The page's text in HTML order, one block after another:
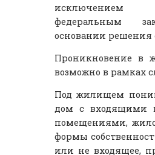
исключением
федеральным
основании решения
Проникновение в
возможно в рамках
Под жилищем
дом с
помещениями,
формы
или не входящее,